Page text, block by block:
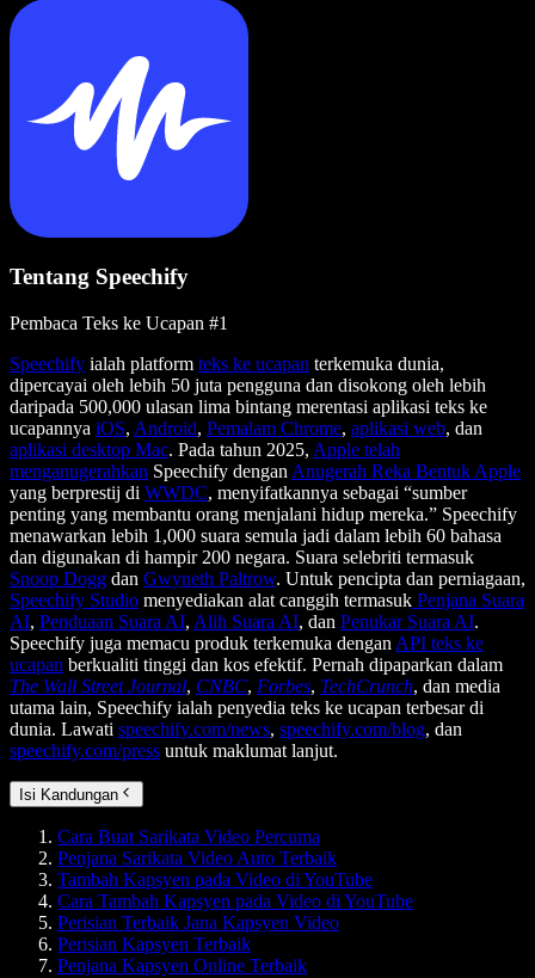
Tentang Speechify
Pembaca Teks ke Ucapan #1
Speechify ialah platform teks ke ucapan terkemuka dunia,
dipercayai oleh lebih 50 juta pengguna dan disokong oleh lebih
daripada 500,000 ulasan lima bintang merentasi aplikasi teks ke
ucapannya iOS, Android, Pemalam Chrome, aplikasi web, dan
aplikasi desktop Mac. Pada tahun 2025, Apple telah
menganugerahkan Speechify dengan Anugerah Reka Bentuk Apple
yang berprestij di WWDC, menyifatkannya sebagai “sumber
penting yang membantu orang menjalani hidup mereka.” Speechify
menawarkan lebih 1,000 suara semula jadi dalam lebih 60 bahasa
dan digunakan di hampir 200 negara. Suara selebriti termasuk
Snoop Dogg dan Gwyneth Paltrow. Untuk pencipta dan perniagaan,
Speechify Studio menyediakan alat canggih termasuk Penjana Suara
AI, Penduaan Suara AI, Alih Suara AI, dan Penukar Suara AI.
Speechify juga memacu produk terkemuka dengan API teks ke
ucapan berkualiti tinggi dan kos efektif. Pernah dipaparkan dalam
The Wall Street Journal, CNBC, Forbes, TechCrunch, dan media
utama lain, Speechify ialah penyedia teks ke ucapan terbesar di
dunia. Lawati speechify.com/news, speechify.com/blog, dan
speechify.com/press untuk maklumat lanjut.
Isi Kandungan
Cara Buat Sarikata Video Percuma
Penjana Sarikata Video Auto Terbaik
Tambah Kapsyen pada Video di YouTube
Cara Tambah Kapsyen pada Video di YouTube
Perisian Terbaik Jana Kapsyen Video
Perisian Kapsyen Terbaik
Penjana Kapsyen Online Terbaik